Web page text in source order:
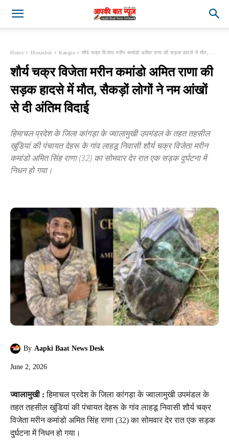
Home Himachal Kangra शौर्य चक्र विजेता मरीन कमांडो अमित राणा की सड़क हादसे में मौत,...
शौर्य चक्र विजेता मरीन कमांडो अमित राणा की
सड़क हादसे में मौत, सैकड़ों लोगों ने नम आंखों
से दी अंतिम विदाई
हिमाचल प्रदेश के जिला कांगड़ा के ज्वालामुखी उपमंडल के तहत तहसील
खुंडियां की पंचायत देहरू के गांव लाहडू निवासी शौर्य चक्र विजेता मरीन
कमांडो अमित सिंह राणा (32) का सोमवार देर रात एक सड़क दुर्घटना में
निधन हो गया।
By Aapki Baat News Desk
June 2, 2026
ज्वालामुखी : हिमाचल प्रदेश के जिला कांगड़ा के ज्वालामुखी उपमंडल के
तहत तहसील खुंडियां की पंचायत देहरू के गांव लाहडू निवासी शौर्य चक्र
विजेता मरीन कमांडो अमित सिंह राणा (32) का सोमवार देर रात एक सड़क
दुर्घटना में निधन हो गया।